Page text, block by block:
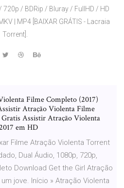
/ BDRip / Bluray / FullHD / HD
| MP4 [BAIXAR GRÁTIS - Lacraia
Torrent].
Filme Completo (2017)
Atração Violenta Filme
Assistir Atração Violenta
em HD
Filme Atração Violenta Torrent
Dual Áudio, 1080p, 720p,
Download Get the Girl Atração
jove. Início » Atração Violenta